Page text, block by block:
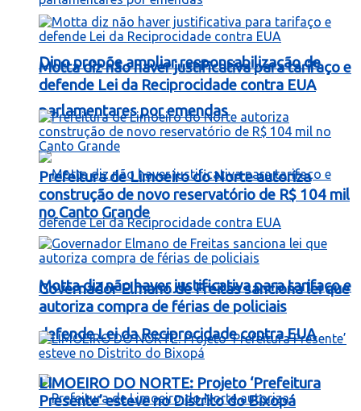
Dino propõe ampliar responsabilização de
parlamentares por emendas
Motta diz não haver justificativa para tarifaço e
defende Lei da Reciprocidade contra EUA
Motta diz não haver justificativa para tarifaço e
defende Lei da Reciprocidade contra EUA
Prefeitura de Limoeiro do Norte autoriza
construção de novo reservatório de R$ 104 mil
no Canto Grande
Governador Elmano de Freitas sanciona lei que
autoriza compra de férias de policiais
LIMOEIRO DO NORTE: Projeto ‘Prefeitura
Presente’ esteve no Distrito do Bixopá